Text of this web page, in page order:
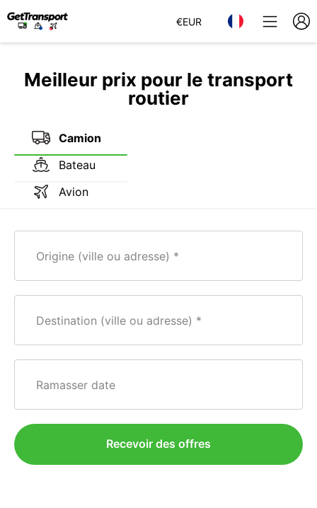
€EUR
Meilleur prix pour le transport
routier
Camion
Bateau
Avion
Origine (ville ou adresse)
Destination (ville ou adresse)
Ramasser date
Recevoir des offres